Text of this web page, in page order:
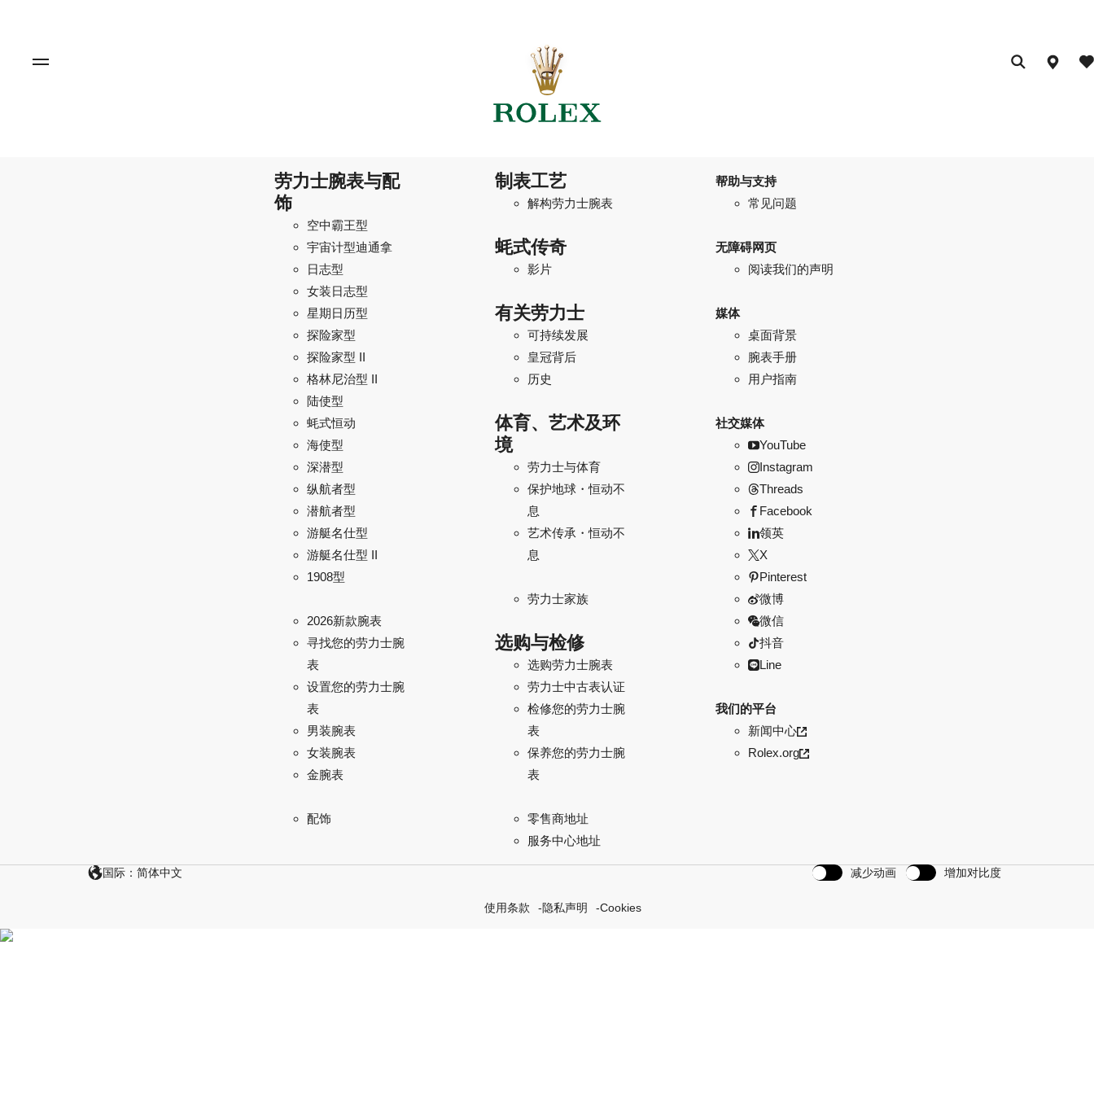
劳力士腕表与配
饰
空中霸王型
宇宙计型迪通拿
日志型
女装日志型
星期日历型
探险家型
探险家型 II
格林尼治型 II
陆使型
蚝式恒动
海使型
深潜型
纵航者型
潜航者型
游艇名仕型
游艇名仕型 II
1908型
2026新款腕表
寻找您的劳力士腕
表
设置您的劳力士腕
表
男装腕表
女装腕表
金腕表
配饰
制表工艺
解构劳力士腕表
蚝式传奇
影片
有关劳力士
可持续发展
皇冠背后
历史
体育、艺术及环
境
劳力士与体育
保护地球・恒动不
息
艺术传承・恒动不
息
劳力士家族
选购与检修
选购劳力士腕表
劳力士中古表认证
检修您的劳力士腕
表
保养您的劳力士腕
表
零售商地址
服务中心地址
帮助与支持
常见问题
无障碍网页
阅读我们的声明
媒体
桌面背景
腕表手册
用户指南
社交媒体
YouTube
Instagram
Threads
Facebook
领英
X
Pinterest
微博
微信
抖音
Line
我们的平台
新闻中心
Rolex.org
国际：简体中文 减少动画 增加对比度
使用条款 隐私声明 Cookies